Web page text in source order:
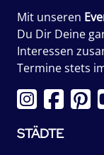
Mit unseren
Du Dir Deine
Interessen
Termine stets
STÄDTE